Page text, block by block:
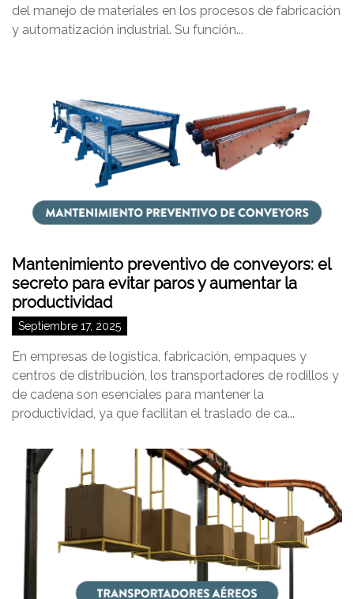
del manejo de materiales en los procesos de fabricación
y automatización industrial. Su función...
Mantenimiento preventivo de conveyors: el
secreto para evitar paros y aumentar la
productividad
Septiembre 17, 2025
En empresas de logística, fabricación, empaques y
centros de distribución, los transportadores de rodillos y
de cadena son esenciales para mantener la
productividad, ya que facilitan el traslado de ca...